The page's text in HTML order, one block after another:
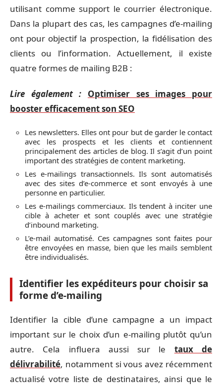
utilisant comme support le courrier électronique.
Dans la plupart des cas, les campagnes d’e-mailing
ont pour objectif la prospection, la fidélisation des
clients ou l’information. Actuellement, il existe
quatre formes de mailing B2B :
Lire également :
Optimiser ses images pour
booster efficacement son SEO
Les newsletters. Elles ont pour but de garder le contact
avec les prospects et les clients et contiennent
principalement des articles de blog. Il s’agit d’un point
important des stratégies de content marketing.
Les e-mailings transactionnels. Ils sont automatisés
avec des sites d’e-commerce et sont envoyés à une
personne en particulier.
Les e-mailings commerciaux. Ils tendent à inciter une
cible à acheter et sont couplés avec une stratégie
d’inbound marketing.
L’e-mail automatisé. Ces campagnes sont faites pour
être envoyées en masse, bien que les mails semblent
être individualisés.
Identifier les expéditeurs pour choisir sa
forme d’e-mailing
Identifier la cible d’une campagne a un impact
important sur le choix d’un e-mailing plutôt qu’un
autre. Cela influera aussi sur le taux de
délivrabilité, notamment si vous avez récemment
actualisé votre liste de destinataires, ainsi que le